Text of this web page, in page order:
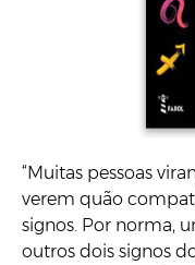
Signos sem tretas,
“Muitas pessoas
verem quão
signos. Por norma,
outros dois signos